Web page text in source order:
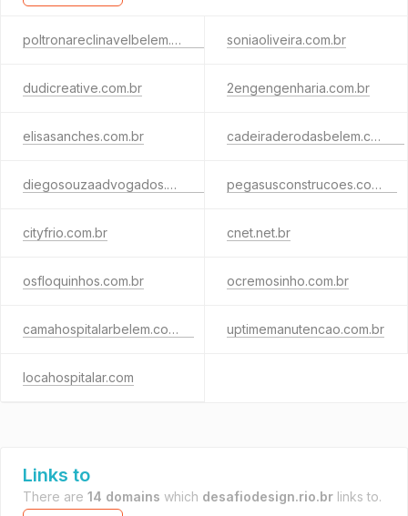
poltronareclinavelbelem.com.br soniaoliveira.com.br
dudicreative.com.br 2engengenharia.com.br
elisasanches.com.br cadeiraderodasbelem.com.br
diegosouzaadvogados.com.br pegasusconstrucoes.com.br
cityfrio.com.br cnet.net.br
osfloquinhos.com.br ocremosinho.com.br
camahospitalarbelem.com.br uptimemanutencao.com.br
locahospitalar.com
Links to
There are 14 domains which desafiodesign.rio.br links to.